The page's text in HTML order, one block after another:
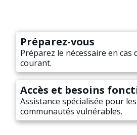
Préparez-vous
Préparez le nécessaire en cas
courant.
Accès et besoins
Assistance spécialisée pour les
communautés vulnérables.